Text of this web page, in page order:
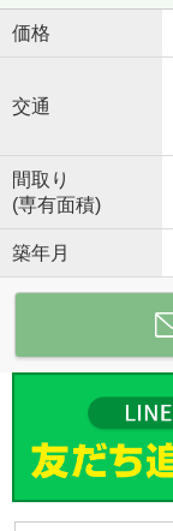
価格
交通
間取り
(専有面積)
築年月